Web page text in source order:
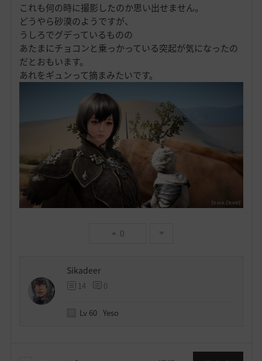
これも何の時に撮影したのか思い出せません。
どうやら砂漠のようですが、
うしろでグデっているものの
あたまにチョコンと乗っかっている突起が気になったの
だとおもいます。
あれをギュンって摘まみたいです。
0
Sikadeer
14 0
Lv 60 Yeso